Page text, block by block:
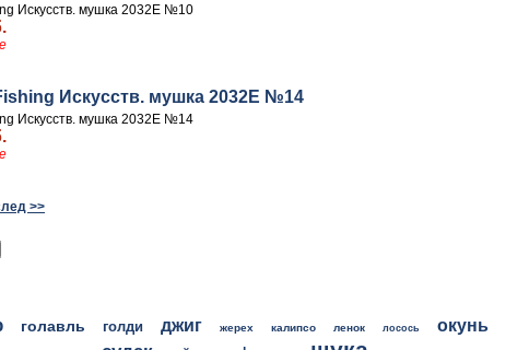
Искусств. мушка 2032E №10
Искусств. мушка 2032E №14
Искусств. мушка 2032E №14
>>
голавль голди джиг жерех калипсо ленок лосось окунь